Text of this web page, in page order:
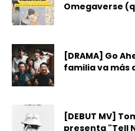
Omegaverse
[DRAMA] Go
familia va más
[DEBUT MV]
presenta "Tell